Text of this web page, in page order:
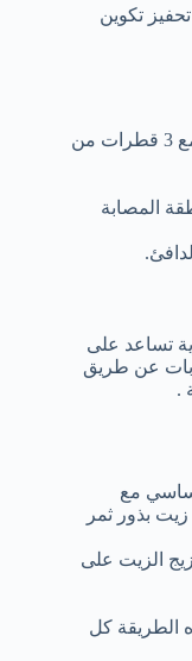
تكوين
اخلط 2 ملعقة كبيرة من زيت الزيتون مع 3 قطرات من
المصابة
تساعد على
عن طريق
.
مع
بذور ثمر
الزيت على
الطريقة كل